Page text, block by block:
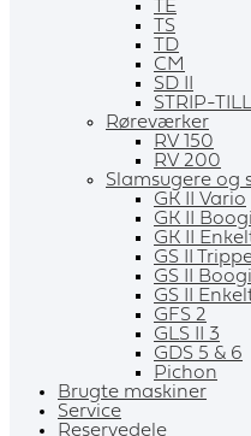
TE
TS
TD
CM
SD II
STRIP-TILL
Røreværker
RV 150
RV 200
Slamsugere og
GK II Vario
GK II
GK II
GS II
GS II
GS II
GFS 2
GLS II 3
GDS 5 & 6
Pichon
Brugte maskiner
Service
Reservedele